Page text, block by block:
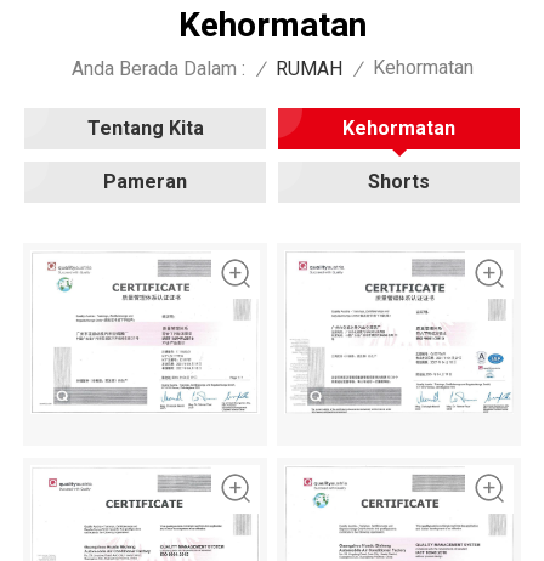
Kehormatan
Anda Berada Dalam : / RUMAH / Kehormatan
Tentang Kita Kehormatan
Pameran Shorts